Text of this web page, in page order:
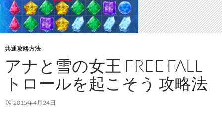
共通攻略方法
アナと雪の女王 FREE FALL
トロールを起こそう 攻略法
2015年4月24日